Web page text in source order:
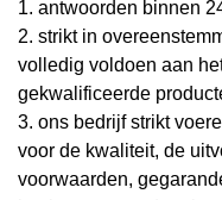
1. antwoorden binnen
2. strikt in
volledig voldoen aan
gekwalificeerde
3. ons bedrijf strikt
voor de kwaliteit, de
voorwaarden,